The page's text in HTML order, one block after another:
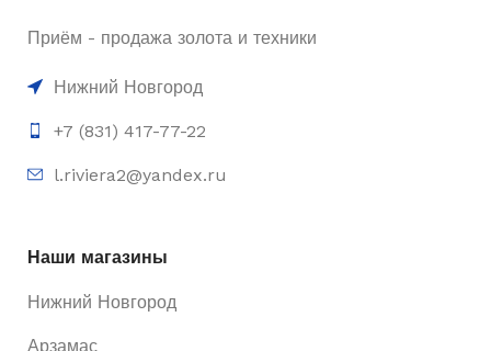
Приём - продажа золота и техники
Нижний Новгород
+7 (831) 417-77-22
l.riviera2@yandex.ru
Наши магазины
Нижний Новгород
Арзамас